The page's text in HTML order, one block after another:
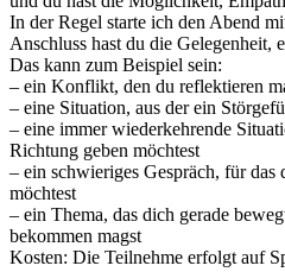
In der Regel starte ich den Abend
Anschluss hast du die Gelegenheit,
Das kann zum Beispiel sein:
– ein Konflikt, den du reflektieren
– eine Situation, aus der ein
– eine immer wiederkehrende
Richtung geben möchtest
– ein schwieriges Gespräch, für das
möchtest
– ein Thema, das dich gerade
bekommen magst
Kosten: Die Teilnehme erfolgt auf